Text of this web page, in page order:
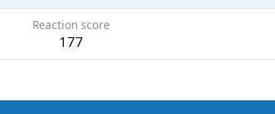
Reaction score
177